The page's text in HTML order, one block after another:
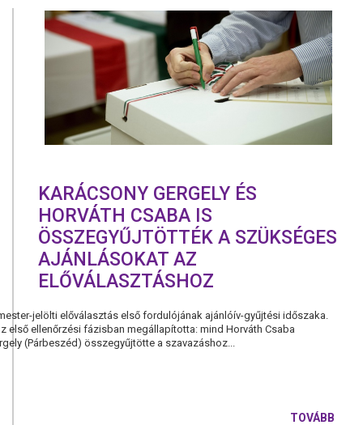
A
BALOLDALI
ELLENZÉKI
JELÖLTI
KARÁCSONY GERGELY ÉS
HORVÁTH CSABA IS
ÖSSZEGYŰJTÖTTÉK A SZÜKSÉGES
AJÁNLÁSOKAT AZ
ELŐVÁLASZTÁSHOZ
jelölti előválasztás első fordulójának ajánlóív-gyűjtési időszaka.
első ellenőrzési fázisban megállapította: mind Horváth Csaba
(Párbeszéd) összegyűjtötte a szavazáshoz...
TOVÁBB